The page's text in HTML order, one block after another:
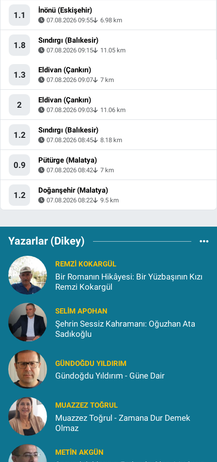
1.1 İnönü (Eskişehir)
07.08.2026 09:55 6.98 km
1.8 Sındırgı (Balıkesir)
07.08.2026 09:15 11.05 km
1.3 Eldivan (Çankırı)
07.08.2026 09:07 7 km
2 Eldivan (Çankırı)
07.08.2026 09:03 11.06 km
1.2 Sındırgı (Balıkesir)
07.08.2026 08:45 8.18 km
0.9 Pütürge (Malatya)
07.08.2026 08:42 7 km
1.2 Doğanşehir (Malatya)
07.08.2026 08:22 9.5 km
Yazarlar (Dikey)
REMZI KOKARGÜL
Bir Romanın Hikâyesi: Bir Yüzbaşının Kızı
Remzi Kokargül
SELIM APOHAN
Şehrin Sessiz Kahramanı: Oğuzhan Ata
Sadıkoğlu
GÜNDOĞDU YILDIRIM
Gündoğdu Yıldırım - Güne Dair
MUAZZEZ TOĞRUL
Muazzez Toğrul - Zamana Dur Demek
Olmaz
METIN AKGÜN